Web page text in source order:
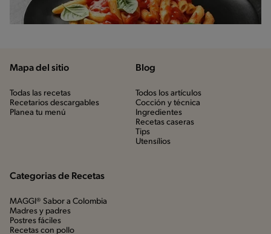
Mapa del sitio
Todas las recetas
Recetarios descargables
Planea tu menú
Blog
Todos los artículos
Cocción y técnica
Ingredientes
Recetas caseras
Tips
Utensílios
Categorias de Recetas
MAGGI® Sabor a Colombia
Madres y padres
Postres fáciles
Recetas con pollo